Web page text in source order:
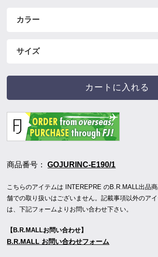
カートに入れる
商品番号：GOJURINC-E190/1
こちらのアイテムは INTEREPRE のB.R.MALL出品
舗での取り扱いはございません。記載事項以外のア
は、下記フォームよりお問い合わせ下さい。
【B.R.MALLお問い合わせ】
B.R.MALL お問い合わせフォーム